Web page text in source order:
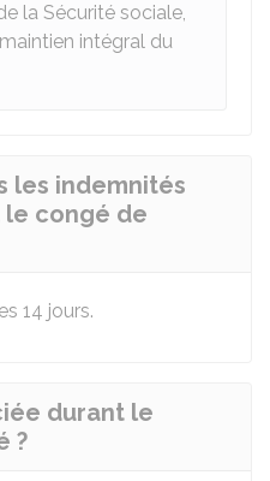
la Sécurité sociale,
intégral du
les indemnités
congé de
14 jours.
durant le
?